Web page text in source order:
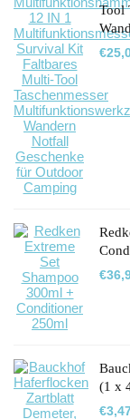
Tool
€
€
(1 x
€